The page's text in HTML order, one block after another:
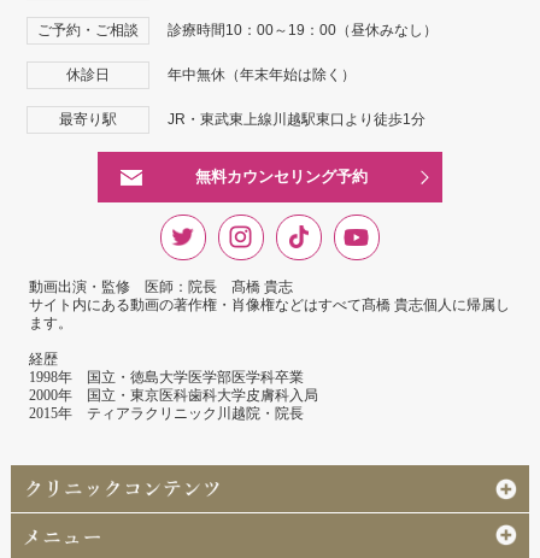
ご予約・ご相談 診療時間10：00～19：00（昼休みなし）
休診日 年中無休（年末年始は除く）
最寄り駅 JR・東武東上線川越駅東口より徒歩1分
無料カウンセリング予約
動画出演・監修 医師：院長 髙橋 貴志
サイト内にある動画の著作権・肖像権などはすべて髙橋 貴志個人に帰属し
ます。
経歴
1998年 国立・徳島大学医学部医学科卒業
2000年 国立・東京医科歯科大学皮膚科入局
2015年 ティアラクリニック川越院・院長